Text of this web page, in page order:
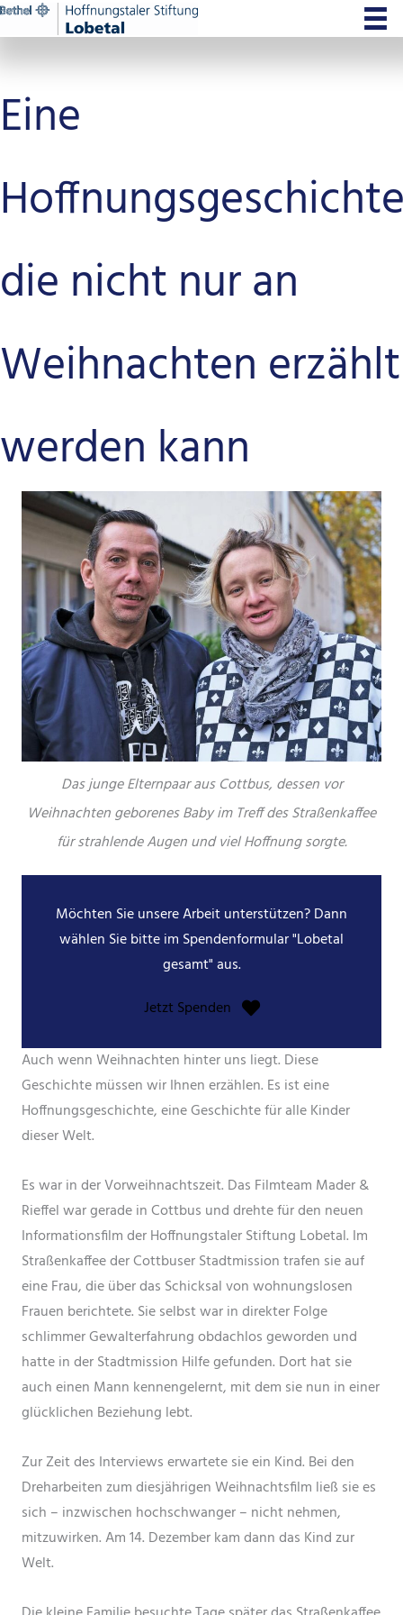
Zum
Inhalt
Eine
die nicht nur an
Weihnachten erzählt
werden kann
Das junge Elternpaar aus Cottbus, dessen vor
Weihnachten geborenes Baby im Treff des Straßenkaffee
für strahlende Augen und viel Hoffnung sorgte.
Möchten Sie unsere Arbeit unterstützen? Dann
wählen Sie bitte im Spendenformular "Lobetal
gesamt" aus.
Jetzt Spenden
Auch wenn Weihnachten hinter uns liegt. Diese
Geschichte müssen wir Ihnen erzählen. Es ist eine
Hoffnungsgeschichte, eine Geschichte für alle Kinder
dieser Welt.
Es war in der Vorweihnachtszeit. Das Filmteam Mader &
Rieffel war gerade in Cottbus und drehte für den neuen
Informationsfilm der Hoffnungstaler Stiftung Lobetal. Im
Straßenkaffee der Cottbuser Stadtmission trafen sie auf
eine Frau, die über das Schicksal von wohnungslosen
Frauen berichtete. Sie selbst war in direkter Folge
schlimmer Gewalterfahrung obdachlos geworden und
hatte in der Stadtmission Hilfe gefunden. Dort hat sie
auch einen Mann kennengelernt, mit dem sie nun in einer
glücklichen Beziehung lebt.
Zur Zeit des Interviews erwartete sie ein Kind. Bei den
Dreharbeiten zum diesjährigen Weihnachtsfilm ließ sie es
sich – inzwischen hochschwanger – nicht nehmen,
mitzuwirken. Am 14. Dezember kam dann das Kind zur
Welt.